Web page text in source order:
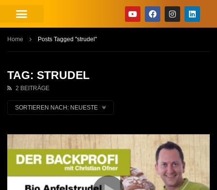
Home Posts Tagged "strudel"
TAG: STRUDEL
2 BEITRÄGE
SORTIEREN NACH: NEUESTE